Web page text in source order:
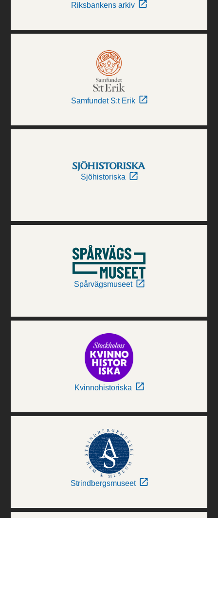
Riksbankens arkiv
Samfundet S:t Erik
Sjöhistoriska
Spårvägsmuseet
Kvinnohistoriska
Strindbergsmuseet